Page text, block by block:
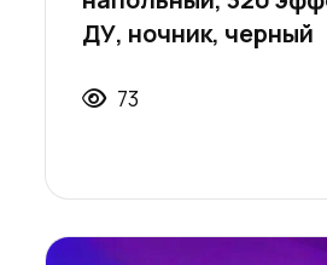
ДУ, ночник, черный
73